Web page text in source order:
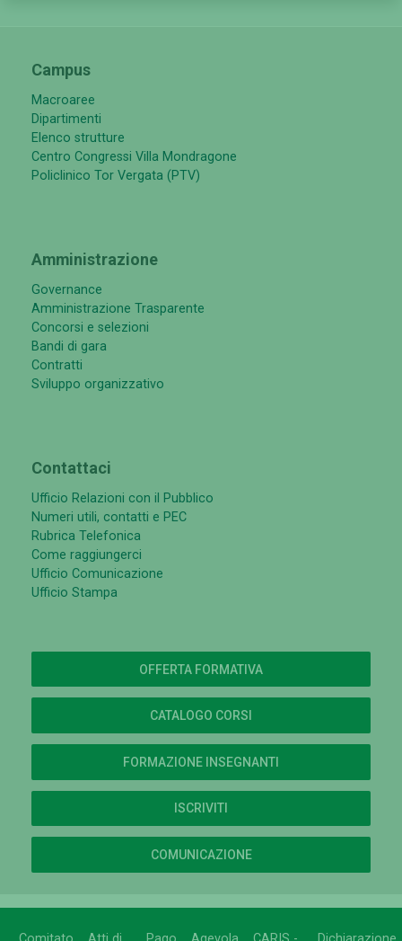
Campus
Macroaree
Dipartimenti
Elenco strutture
Centro Congressi Villa Mondragone
Policlinico Tor Vergata (PTV)
Amministrazione
Governance
Amministrazione Trasparente
Concorsi e selezioni
Bandi di gara
Contratti
Sviluppo organizzativo
Contattaci
Ufficio Relazioni con il Pubblico
Numeri utili, contatti e PEC
Rubrica Telefonica
Come raggiungerci
Ufficio Comunicazione
Ufficio Stampa
OFFERTA FORMATIVA
CATALOGO CORSI
FORMAZIONE INSEGNANTI
ISCRIVITI
COMUNICAZIONE